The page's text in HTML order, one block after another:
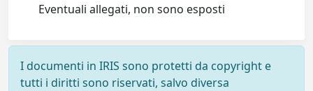
Eventuali allegati, non sono esposti
I documenti in IRIS sono protetti da copyright e
tutti i diritti sono riservati, salvo diversa